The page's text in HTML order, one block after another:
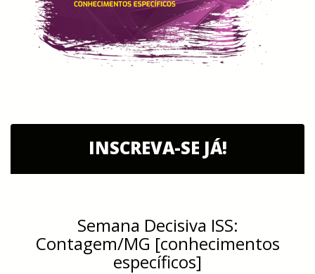
INSCREVA-SE JÁ!
Semana Decisiva ISS:
Contagem/MG [conhecimentos
específicos]